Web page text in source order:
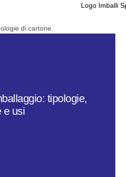
tipologie,
e usi